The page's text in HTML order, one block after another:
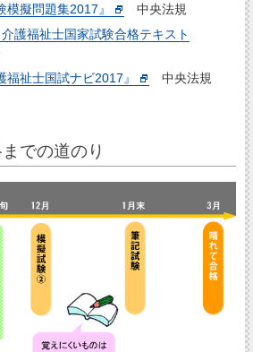
模擬問題集2017』
中央法規
介護福祉士国家試験合格テキスト
祉士国試ナビ2017』
中央法規
での道のり